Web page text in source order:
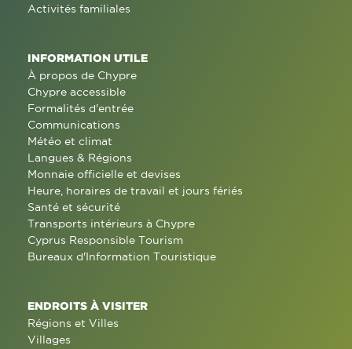
Activités familiales
INFORMATION UTILE
À propos de Chypre
Chypre accessible
Formalités d'entrée
Communications
Météo et climat
Langues & Régions
Monnaie officielle et devises
Heure, horaires de travail et jours fériés
Santé et sécurité
Transports intérieurs à Chypre
Cyprus Responsible Tourism
Bureaux d'Information Touristique
ENDROITS À VISITER
Régions et Villes
Villages